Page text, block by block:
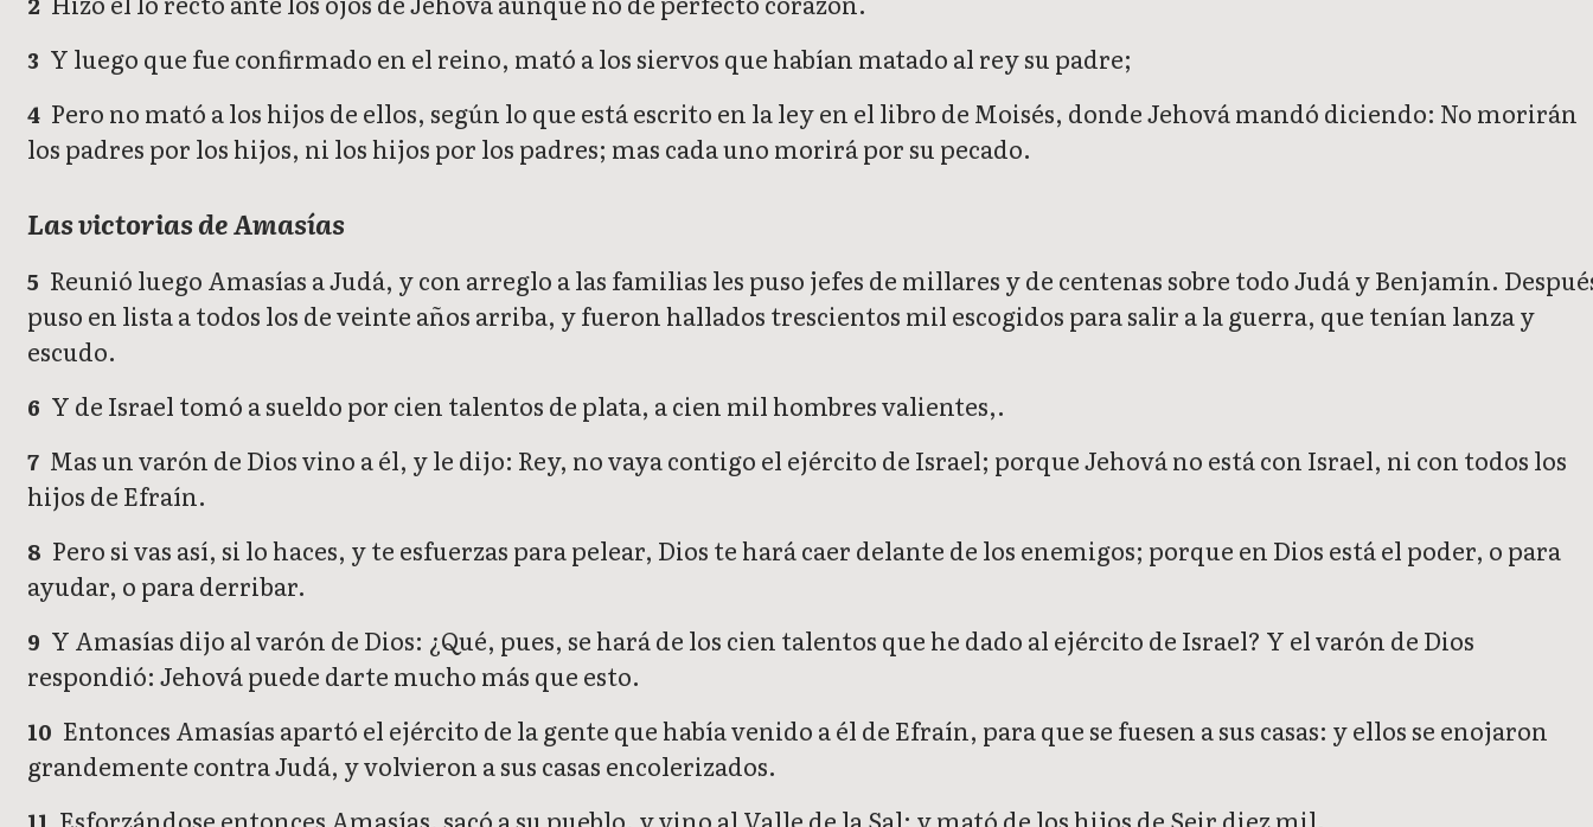
3 Y luego que fue confirmado en el reino, mató a los siervos que habían matado al rey su padre;
4 Pero no mató a los hijos de ellos, según lo que está escrito en la ley en el libro de Moisés, donde Jehová mandó diciendo: No morirán
los padres por los hijos, ni los hijos por los padres; mas cada uno morirá por su pecado.
Las victorias de Amasías
5 Reunió luego Amasías a Judá, y con arreglo a las familias les puso jefes de millares y de centenas sobre todo Judá y Benjamín.
puso en lista a todos los de veinte años arriba, y fueron hallados trescientos mil escogidos para salir a la guerra, que tenían lanza y
escudo.
6 Y de Israel tomó a sueldo por cien talentos de plata, a cien mil hombres valientes,.
7 Mas un varón de Dios vino a él, y le dijo: Rey, no vaya contigo el ejército de Israel; porque Jehová no está con Israel, ni con todos los
hijos de Efraín.
8 Pero si vas así, si lo haces, y te esfuerzas para pelear, Dios te hará caer delante de los enemigos; porque en Dios está el poder, o para
ayudar, o para derribar.
9 Y Amasías dijo al varón de Dios: ¿Qué, pues, se hará de los cien talentos que he dado al ejército de Israel? Y el varón de Dios
respondió: Jehová puede darte mucho más que esto.
10 Entonces Amasías apartó el ejército de la gente que había venido a él de Efraín, para que se fuesen a sus casas: y ellos se enojaron
grandemente contra Judá, y volvieron a sus casas encolerizados.